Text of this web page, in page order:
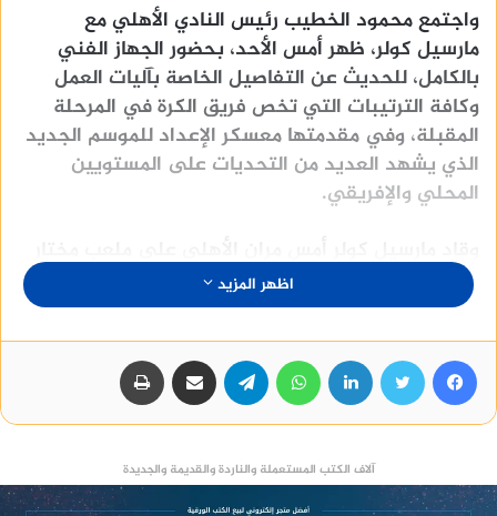
واجتمع محمود الخطيب رئيس النادي الأهلي مع
مارسيل كولر، ظهر أمس الأحد، بحضور الجهاز الفني
بالكامل، للحديث عن التفاصيل الخاصة بآليات العمل
وكافة الترتيبات التي تخص فريق الكرة في المرحلة
المقبلة، وفي ‏مقدمتها معسكر الإعداد للموسم الجديد
الذي يشهد العديد من التحديات على المستويين
المحلي ‏والإفريقي.
التتش، في إطار الاستعداد للمرحلة المقبلة، بعد فترة
الراحة التي حصل عليها اللاعبون بنهاية الموسم
الماضي.
أبرز تصريحات مارسيل كولر
يخدم الفريق
اظهر المزيد
آلاف الكتب المستعملة والناردة والقديمة والجديدة